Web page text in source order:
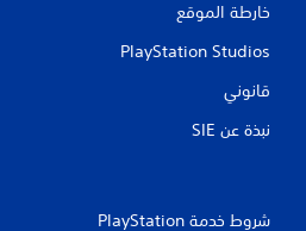
خارطة الموقع
PlayStation Studios
قانوني
نبذة عن SIE‏
شروط خدمة PlayStation‏